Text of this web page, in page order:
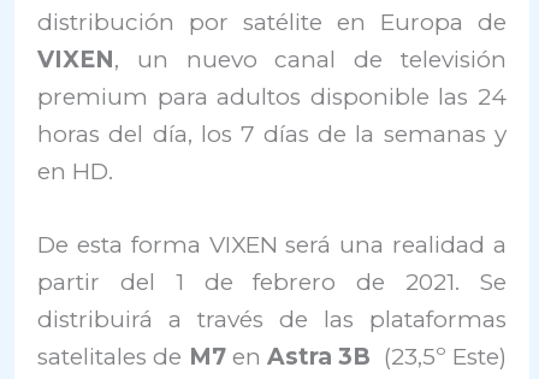
distribución por satélite en Europa de
VIXEN, un nuevo canal de televisión
premium para adultos disponible las 24
horas del día, los 7 días de la semanas y
en HD.
De esta forma VIXEN será una realidad a
partir del 1 de febrero de 2021. Se
distribuirá a través de las plataformas
satelitales de M7en Astra 3B (23,5º Este)